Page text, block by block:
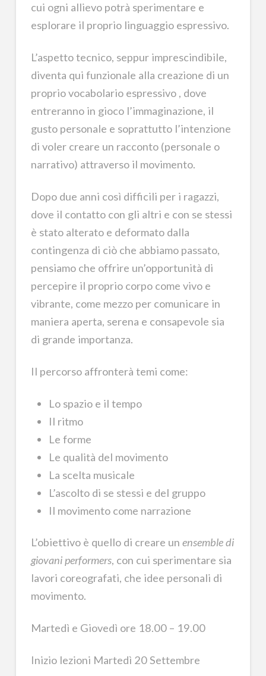
cui ogni allievo potrà sperimentare e
esplorare il proprio linguaggio espressivo.
L’aspetto tecnico, seppur imprescindibile,
diventa qui funzionale alla creazione di un
proprio vocabolario espressivo , dove
entreranno in gioco l’immaginazione, il
gusto personale e soprattutto l’intenzione
di voler creare un racconto (personale o
narrativo) attraverso il movimento.
Dopo due anni così difficili per i ragazzi,
dove il contatto con gli altri e con se stessi
è stato alterato e deformato dalla
contingenza di ciò che abbiamo passato,
pensiamo che offrire un’opportunità di
percepire il proprio corpo come vivo e
vibrante, come mezzo per comunicare in
maniera aperta, serena e consapevole sia
di grande importanza.
Il percorso affronterà temi come:
Lo spazio e il tempo
Il ritmo
Le forme
Le qualità del movimento
La scelta musicale
L’ascolto di se stessi e del gruppo
Il movimento come narrazione
L’obiettivo è quello di creare un ensemble di
giovani performers, con cui sperimentare sia
lavori coreografati, che idee personali di
movimento.
Martedì e Giovedì ore 18.00 – 19.00
Inizio lezioni Martedì 20 Settembre